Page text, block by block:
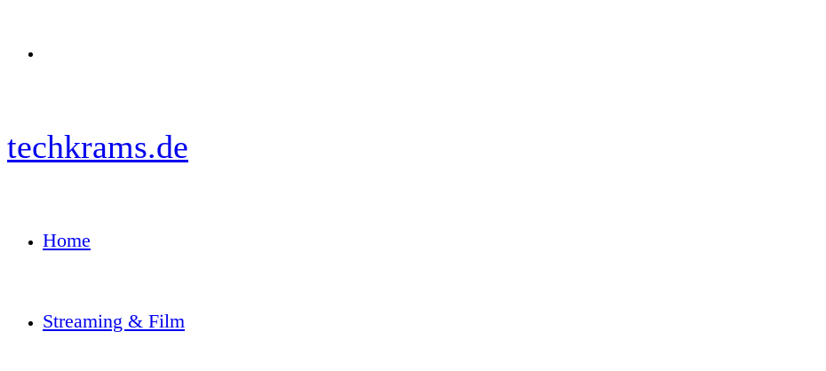
techkrams.de
Home
Streaming & Film